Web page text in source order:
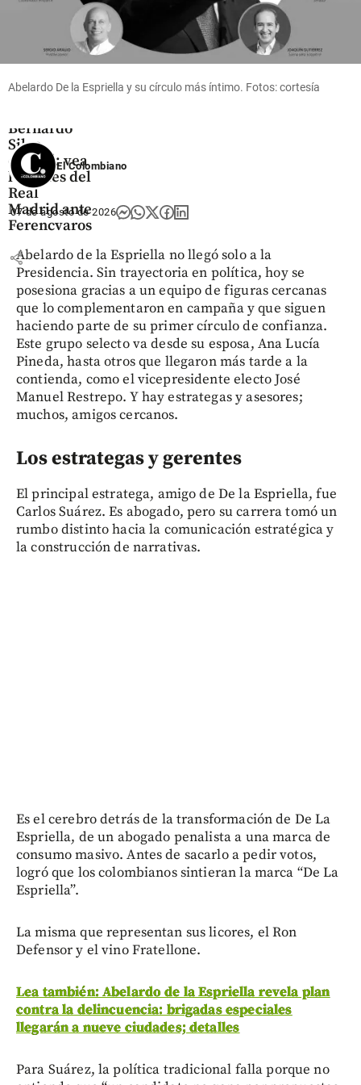
Fútbol
Video |
Vinícius
Bernardo
Silva
debutó: vea
los goles del
Real
Madrid ante
Ferencvaros
share
Abelardo De la Espriella y su círculo más íntimo. Fotos: cortesía
El Colombiano
07 de agosto de 2026
Abelardo de la Espriella no llegó solo a la
Presidencia. Sin trayectoria en política, hoy se
posesiona gracias a un equipo de figuras cercanas
que lo complementaron en campaña y que siguen
haciendo parte de su primer círculo de confianza.
Este grupo selecto va desde su esposa, Ana Lucía
Pineda, hasta otros que llegaron más tarde a la
contienda, como el vicepresidente electo José
Manuel Restrepo. Y hay estrategas y asesores;
muchos, amigos cercanos.
Los estrategas y gerentes
El principal estratega, amigo de De la Espriella, fue
Carlos Suárez. Es abogado, pero su carrera tomó un
rumbo distinto hacia la comunicación estratégica y
la construcción de narrativas.
Es el cerebro detrás de la transformación de De La
Espriella, de un abogado penalista a una marca de
consumo masivo. Antes de sacarlo a pedir votos,
logró que los colombianos sintieran la marca “De La
Espriella”.
La misma que representan sus licores, el Ron
Defensor y el vino Fratellone.
Lea también: Abelardo de la Espriella revela plan
contra la delincuencia: brigadas especiales
llegarán a nueve ciudades; detalles
Para Suárez, la política tradicional falla porque no